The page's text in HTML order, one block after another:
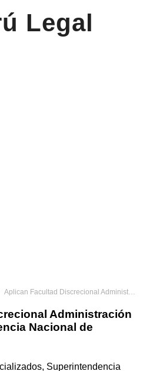
Legal
Aplican Facultad Discrecional Administración RSNATI Superintendencia Nacional de Aduanas y de
Administración
Nacional de
Superintendencia